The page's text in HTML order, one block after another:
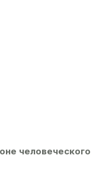
человеческого